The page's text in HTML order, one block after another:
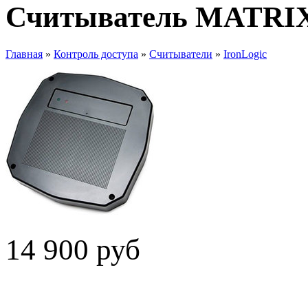
Считыватель
Главная » Контроль доступа » Считыватели » IronLogic
14 900 руб